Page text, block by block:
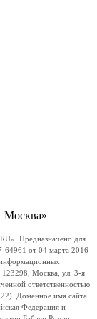
Москва»
Предназначено для
64961 от 04 марта 2016
123298, Москва, ул. 3-я
ответственностью
Доменное имя сайта
Федерация и